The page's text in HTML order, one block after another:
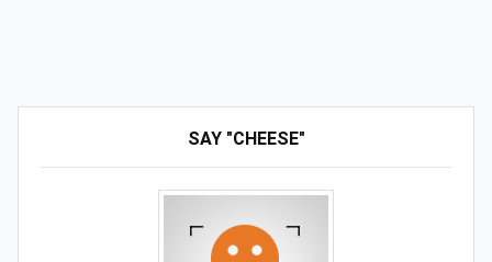
SAY "CHEESE"